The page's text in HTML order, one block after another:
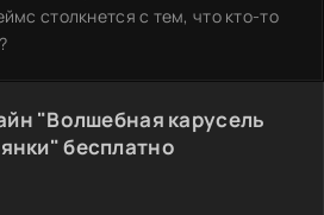
столкнется с тем, что кто-то
"Волшебная карусель
бесплатно